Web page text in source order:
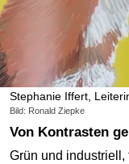
Stephanie Iffert,
Bild: Ronald Ziepke
Von Kontrasten
Grün und industriell,